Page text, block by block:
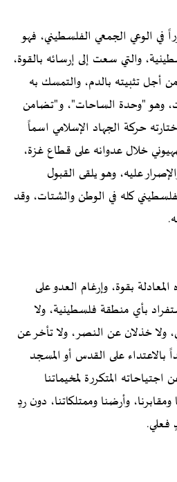
في الوعي الجمعي الفلسطيني، فهو
والتي سعت إلى إرسائه بالقوة،
أجل تثبيته بالدم، والتمسك به
وهو "وحدة الساحات"، و"تضامن
حركة الجهاد الإسلامي اسماً
خلال عدوانه على قطاع غزة،
عليه، وهو يلقى القبول
كله في الوطن والشتات، وقد
بقوة، وإرغام العدو على
بأي منطقة فلسطينية، ولا
ولا خذلان عن النصر، ولا تأخر عن
بالاعتداء على القدس أو المسجد
المتكررة لمخيماتنا
وأرضنا وممتلكاتنا، دون ردٍ
فعلي.